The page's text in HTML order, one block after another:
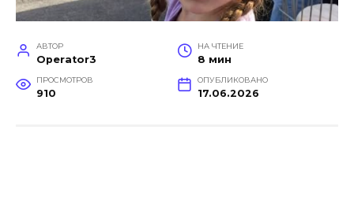
АВТОР
Operator3
НА ЧТЕНИЕ
8 мин
ПРОСМОТРОВ
910
ОПУБЛИКОВАНО
17.06.2026